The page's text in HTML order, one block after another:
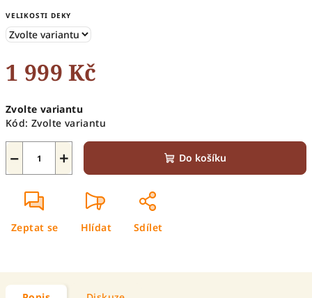
VELIKOSTI DEKY
1 999 Kč
cena:
Zvolte variantu
Kód: Zvolte variantu
+
− Do košíku
Zeptat se Hlídat Sdílet